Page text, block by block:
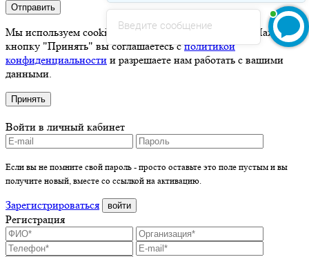
Отправить
Мы используем cookie для хранения ваших данных. Нажимая
кнопку "Принять" вы соглашаетесь сполитикой
конфиденциальности и разрешаете нам работать с вашими
данными.
Принять
Войти в личный кабинет
Если вы не помните свой пароль - просто оставьте это поле пустым и вы
получите новый, вместе со ссылкой на активацию.
Зарегистрироваться войти
Регистрация
Введите сообщение